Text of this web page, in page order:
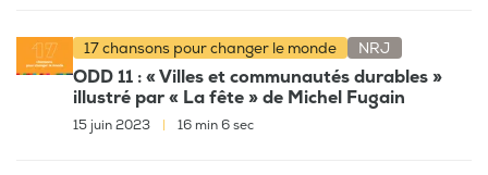
17 chansons pour changer le monde NRJ
ODD 11 : « Villes et communautés durables »
illustré par « La fête » de Michel Fugain
15 juin 2023 | 16 min 6 sec